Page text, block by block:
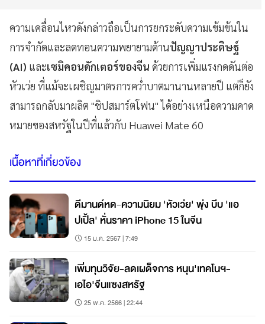
ความเคลื่อนไหวดังกล่าวถือเป็นการยกระดับความเข้มข้นใน
การจำกัดและลดทอนความพยายามด้านปัญญาประดิษฐ์
(AI) และเซมิคอนดักเตอร์ของจีน ด้วยการเพิ่มแรงกดดันต่อ
หัวเว่ย ที่แม้จะเผชิญมาตรการคว่ำบาตมานานหลายปี แต่ก็ยัง
สามารถกลับมาผลิต "ชิปสมาร์ตโฟน" ได้อย่างเหนือความคาด
หมายของสหรัฐในปีที่แล้วกับ Huawei Mate 60
เนื้อหาที่เกี่ยวข้อง
ดีมานด์หด-ความนิยม 'หัวเว่ย' พุ่ง บีบ 'แอ
ปเปิ้ล' หั่นราคา iPhone 15 ในจีน
15 ม.ค. 2567 | 7:49
เพิ่มทุนวิจัย-ลดเผด็จการ หนุน'เทคโนฯ-
เอไอ'จีนแซงสหรัฐ
25 พ.ค. 2566 | 22:44